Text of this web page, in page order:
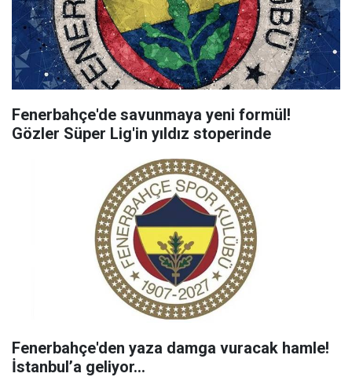
Fenerbahçe'de savunmaya yeni formül!
Gözler Süper Lig'in yıldız stoperinde
Fenerbahçe'den yaza damga vuracak hamle!
İstanbul’a geliyor…